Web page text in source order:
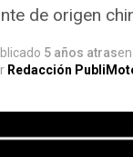
de origen
5 años atrasen
Redacción